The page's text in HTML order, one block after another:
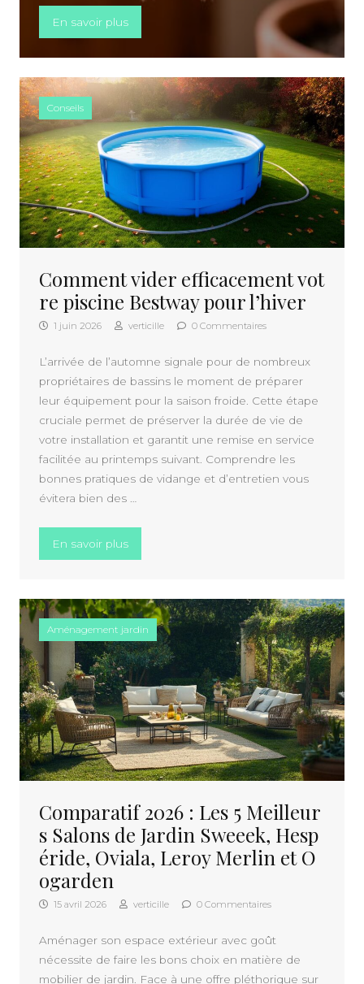
En savoir plus« Pourquoi votre palmier a le bout des
Conseils
Comment vider efficacement vot
re piscine Bestway pour l’hiver
1 juin 2026 verticille 0 Commentaires
L’arrivée de l’automne signale pour de nombreux
propriétaires de bassins le moment de préparer
leur équipement pour la saison froide. Cette étape
cruciale permet de préserver la durée de vie de
votre installation et garantit une remise en service
facilitée au printemps suivant. Comprendre les
bonnes pratiques de vidange et d’entretien vous
évitera bien des …
En savoir plus« Comment vider efficacement votre
Aménagement jardin
Comparatif 2026 : Les 5 Meilleur
s Salons de Jardin Sweeek, Hesp
éride, Oviala, Leroy Merlin et O
ogarden
15 avril 2026 verticille 0 Commentaires
Aménager son espace extérieur avec goût
nécessite de faire les bons choix en matière de
mobilier de jardin. Face à une offre pléthorique sur
A PROPOS